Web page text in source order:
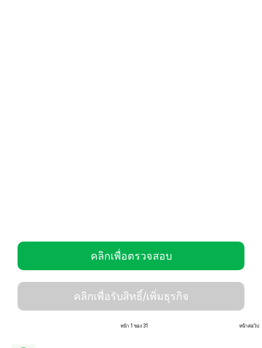
คลิกเพื่อตรวจสอบ
คลิกเพื่อรับสิทธิ์/เพิ่มธุรกิจ
หน้า 1 ของ 31 หน้าต่อไป